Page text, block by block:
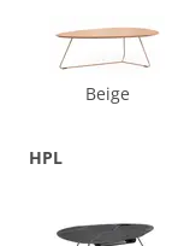
Beige
HPL